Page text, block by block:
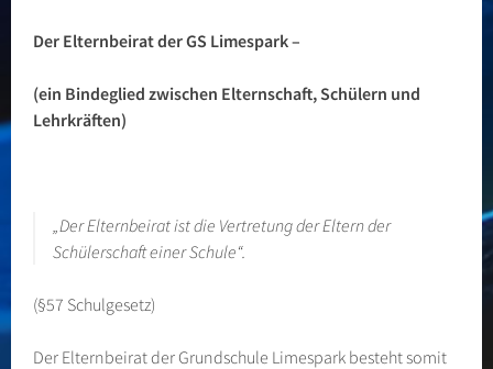
Der Elternbeirat der GS Limespark –
(ein Bindeglied zwischen Elternschaft, Schülern und
Lehrkräften)
„Der Elternbeirat ist die Vertretung der Eltern der
Schülerschaft einer Schule“.
(§57 Schulgesetz)
Der Elternbeirat der Grundschule Limespark besteht somit